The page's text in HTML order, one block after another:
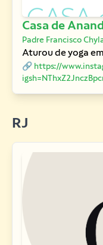
Casa de
Padre Francisco
Aturou de yoga
🔗 https://
RJ